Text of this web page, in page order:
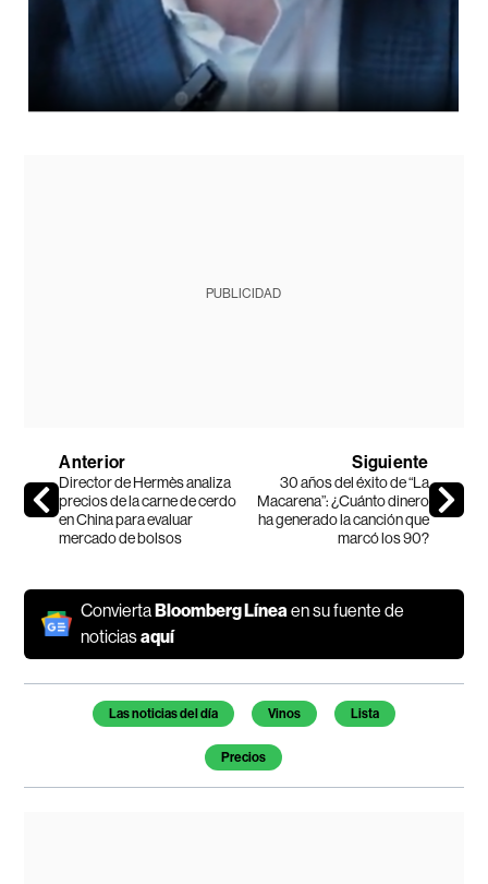
PUBLICIDAD
Anterior
Director de Hermès analiza
precios de la carne de cerdo
en China para evaluar
mercado de bolsos
Siguiente
30 años del éxito de “La
Macarena”: ¿Cuánto dinero
ha generado la canción que
marcó los 90?
ConviertaBloomberg Línea en su fuente de
noticiasaquí
Temas de este artículo
Las noticias del día Vinos Lista
Precios